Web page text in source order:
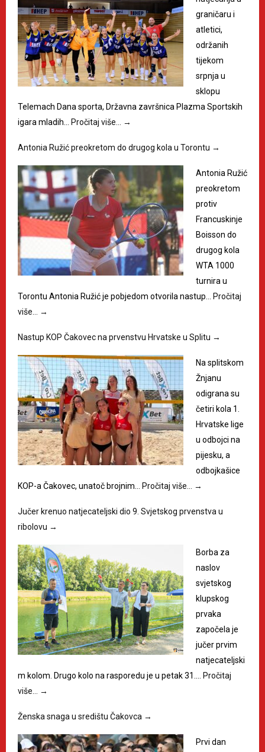
graničaru i
atletici,
održanih
tijekom
srpnja u
sklopu
Telemach Dana sporta, Državna završnica Plazma Sportskih
igara mladih… Pročitaj više… →
Antonia Ružić preokretom do drugog kola u Torontu →
Antonia Ružić
preokretom
protiv
Francuskinje
Boisson do
drugog kola
WTA 1000
turnira u
Torontu Antonia Ružić je pobjedom otvorila nastup… Pročitaj
više… →
Nastup KOP Čakovec na prvenstvu Hrvatske u Splitu →
Na splitskom
Žnjanu
odigrana su
četiri kola 1.
Hrvatske lige
u odbojci na
pijesku, a
odbojkašice
KOP-a Čakovec, unatoč brojnim… Pročitaj više… →
Jučer krenuo natjecateljski dio 9. Svjetskog prvenstva u
ribolovu →
Borba za
naslov
svjetskog
klupskog
prvaka
započela je
jučer prvim
natjecateljski
m kolom. Drugo kolo na rasporedu je u petak 31.… Pročitaj
više… →
Ženska snaga u središtu Čakovca →
Prvi dan